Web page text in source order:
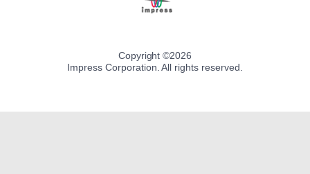
Copyright ©2026
Impress Corporation. All rights reserved.